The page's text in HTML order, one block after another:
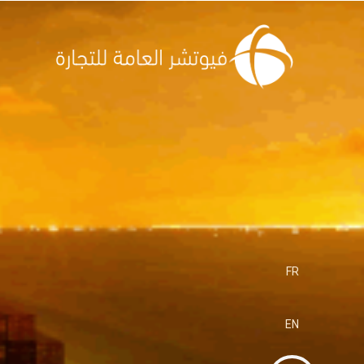
FR
EN